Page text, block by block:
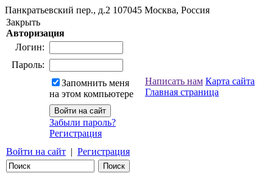
Панкратьевский пер., д.2 107045 Москва, Россия
Закрыть
Авторизация
Логин:
Пароль:
Запомнить меня
на этом компьютере
Забыли пароль?
Регистрация
Войти на сайт | Регистрация
Написать нам Карта сайта
Главная страница